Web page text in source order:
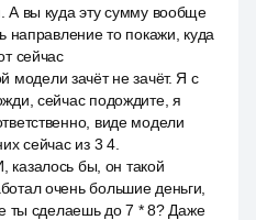
А вы куда эту сумму вообще
направление то покажи, куда
сейчас
модели зачёт не зачёт. Я с
сейчас подождите, я
виде модели
сейчас из 3 4.
казалось бы, он такой
очень большие деньги,
ты сделаешь до 7 * 8? Даже